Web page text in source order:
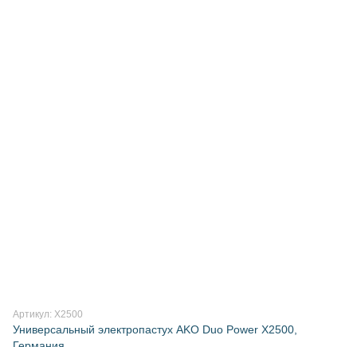
Артикул: X2500
Универсальный электропастух AKO Duo Power X2500,